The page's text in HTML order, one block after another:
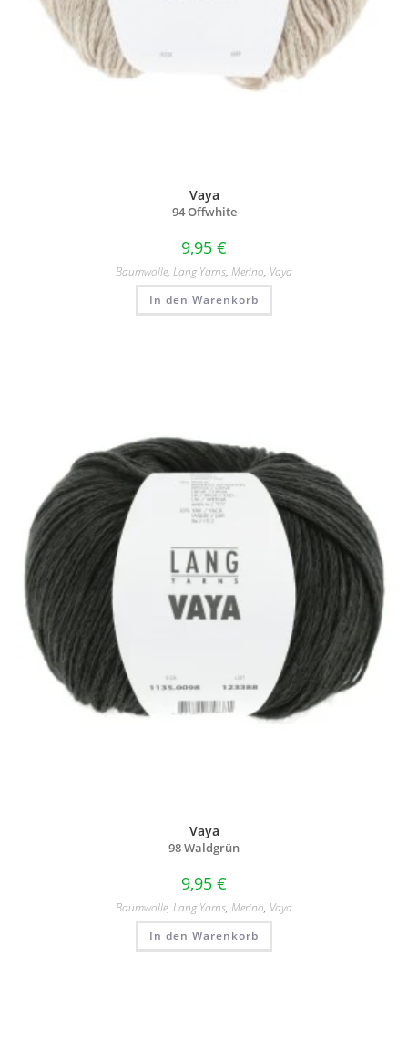
Vaya
94 Offwhite
9,95 €
Baumwolle, Lang Yarns, Merino, Vaya
In den Warenkorb
Vaya
98 Waldgrün
9,95 €
Baumwolle, Lang Yarns, Merino, Vaya
In den Warenkorb